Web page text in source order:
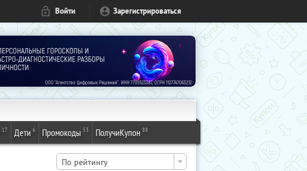
Войти Зарегистрироваться
17 Дети 6 Промокоды 53 ПолучиКупон 88
По рейтингу